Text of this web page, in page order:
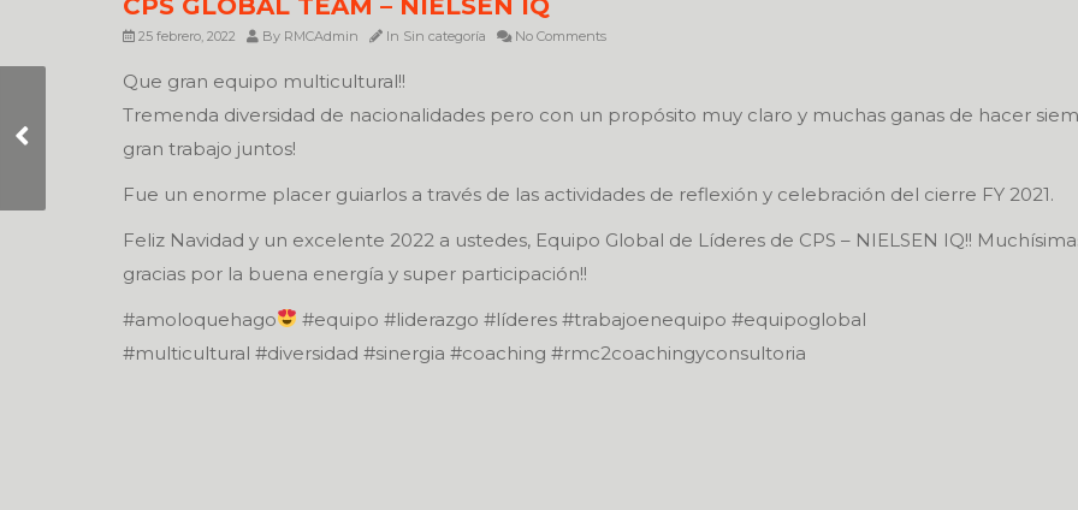
25 febrero, 2022 By RMCAdmin In Sin categoría No Comments
Que gran equipo multicultural!!
Tremenda diversidad de nacionalidades pero con un propósito muy claro y muchas ganas de hacer
gran trabajo juntos!
Fue un enorme placer guiarlos a través de las actividades de reflexión y celebración del cierre FY 2021.
Feliz Navidad y un excelente 2022 a ustedes, Equipo Global de Líderes de CPS – NIELSEN IQ!!
gracias por la buena energía y super participación!!
#amoloquehago
#equipo #liderazgo #líderes #trabajoenequipo #equipoglobal
#multicultural #diversidad #sinergia #coaching #rmc2coachingyconsultoria
ACTIVIDAD
CELEBRACIÓN